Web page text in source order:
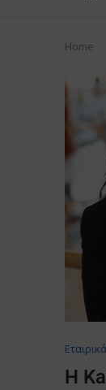
Home
Η